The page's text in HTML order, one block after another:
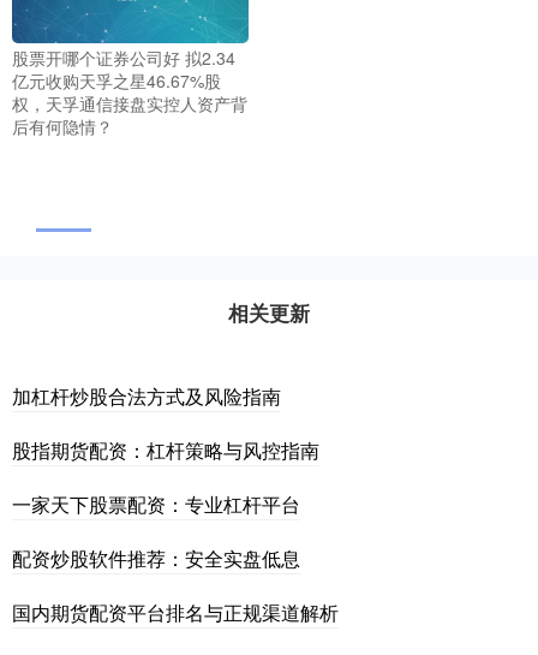
股票开哪个证券公司好 拟2.34
亿元收购天孚之星46.67%股
权，天孚通信接盘实控人资产背
后有何隐情？
相关更新
加杠杆炒股合法方式及风险指南
股指期货配资：杠杆策略与风控指南
一家天下股票配资：专业杠杆平台
配资炒股软件推荐：安全实盘低息
国内期货配资平台排名与正规渠道解析